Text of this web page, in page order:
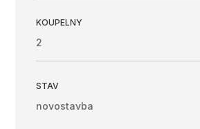
KOUPELNY
2
STAV
novostavba